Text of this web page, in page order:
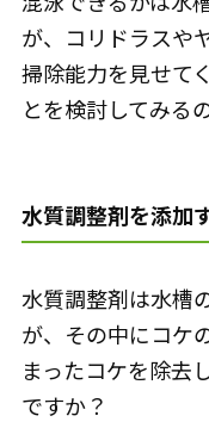
が、コリドラスや
掃除能力を見せて
とを検討してみる
水質調整剤を添加
水質調整剤は水槽
が、その中にコケ
まったコケを除去
ですか？